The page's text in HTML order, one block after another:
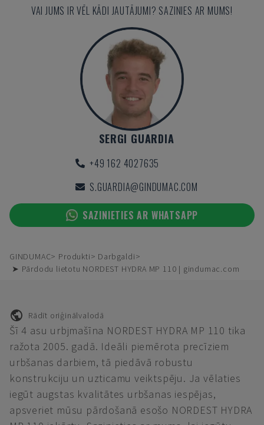
VAI JUMS IR VĒL KĀDI JAUTĀJUMI? SAZINIES AR MUMS!
SERGI GUARDIA
+49 162 4027635
S.GUARDIA@GINDUMAC.COM
SAZINIETIES AR WHATSAPP
GINDUMAC Produkti
Darbgaldi
➤ Pārdodu lietotu NORDEST HYDRA MP 110 | gindumac.com
Rādīt oriģinālvalodā
Šī 4 asu urbjmašīna NORDEST HYDRA MP 110 tika
ražota 2005. gadā. Ideāli piemērota precīziem
urbšanas darbiem, tā piedāvā robustu
konstrukciju un uzticamu veiktspēju. Ja vēlaties
iegūt augstas kvalitātes urbšanas iespējas,
apsveriet mūsu pārdošanā esošo NORDEST HYDRA